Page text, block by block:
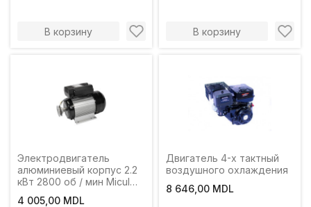
В корзину В корзину
Электродвигатель
алюминиевый корпус 2.2
кВт 2800 об / мин Micul
4 005,00 MDL
Двигатель 4-х тактный
воздушного охлаждения
8 646,00 MDL